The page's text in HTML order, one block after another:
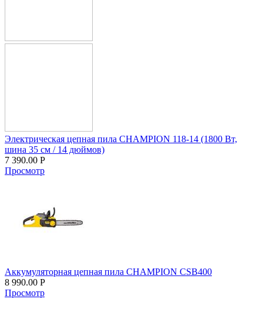
Электрическая цепная пила CHAMPION 118-14 (1800 Вт,
шина 35 см / 14 дюймов)
7 390.00 Р
Просмотр
Аккумуляторная цепная пила CHAMPION CSB400
8 990.00 Р
Просмотр